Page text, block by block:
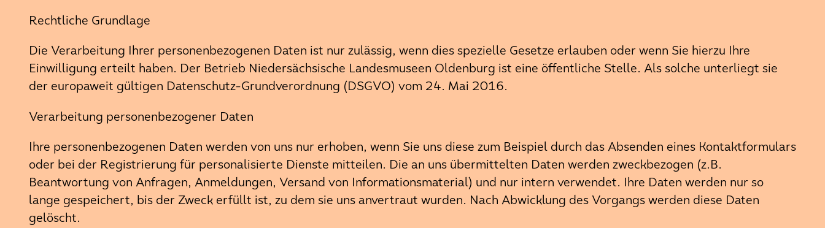
Rechtliche Grundlage
Die Verarbeitung Ihrer personenbezogenen Daten ist nur zulässig, wenn dies spezielle Gesetze erlauben oder wenn Sie hierzu Ihre
Einwilligung erteilt haben. Der Betrieb Niedersächsische Landesmuseen Oldenburg ist eine öffentliche Stelle. Als solche unterliegt sie
der europaweit gültigen Datenschutz-Grundverordnung (DSGVO) vom 24. Mai 2016.
Verarbeitung personenbezogener Daten
Ihre personenbezogenen Daten werden von uns nur erhoben, wenn Sie uns diese zum Beispiel durch das Absenden eines Kontaktformulars
oder bei der Registrierung für personalisierte Dienste mitteilen. Die an uns übermittelten Daten werden zweckbezogen (z.B.
Beantwortung von Anfragen, Anmeldungen, Versand von Informationsmaterial) und nur intern verwendet. Ihre Daten werden nur so
lange gespeichert, bis der Zweck erfüllt ist, zu dem sie uns anvertraut wurden. Nach Abwicklung des Vorgangs werden diese Daten
gelöscht.